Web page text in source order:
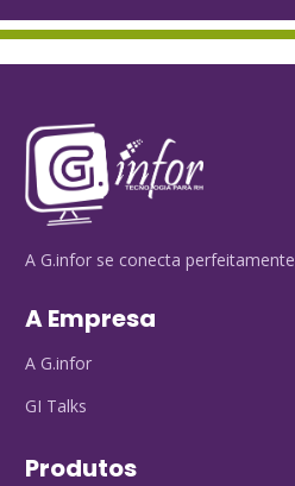
A G.infor se conecta
A Empresa
A G.infor
GI Talks
Produtos